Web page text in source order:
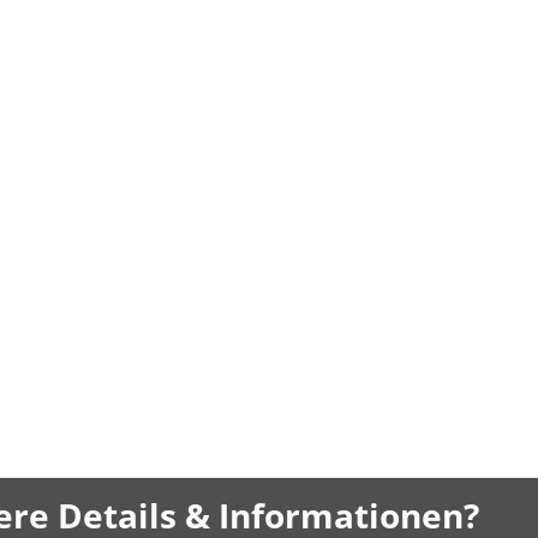
Details & Informationen?